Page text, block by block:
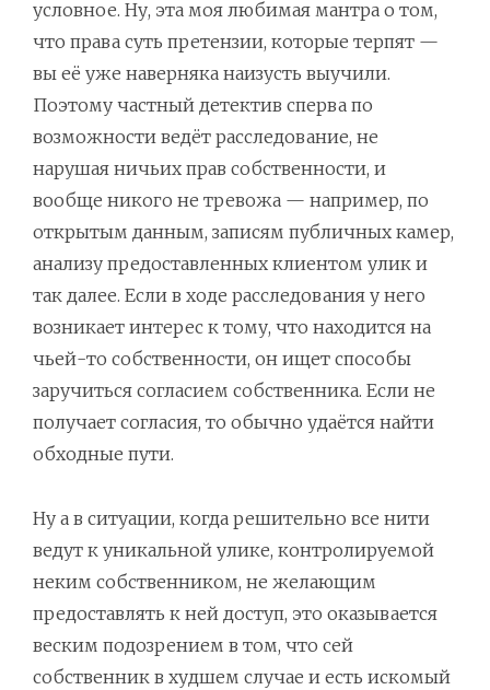
условное. Ну, эта моя любимая мантра о том,
что права суть претензии, которые терпят —
вы её уже наверняка наизусть выучили.
Поэтому частный детектив сперва по
возможности ведёт расследование, не
нарушая ничьих прав собственности, и
вообще никого не тревожа — например, по
открытым данным, записям публичных камер,
анализу предоставленных клиентом улик и
так далее. Если в ходе расследования у него
возникает интерес к тому, что находится на
чьей-то собственности, он ищет способы
заручиться согласием собственника. Если не
получает согласия, то обычно удаётся найти
обходные пути.
Ну а в ситуации, когда решительно все нити
ведут к уникальной улике, контролируемой
неким собственником, не желающим
предоставлять к ней доступ, это оказывается
веским подозрением в том, что сей
собственник в худшем случае и есть искомый